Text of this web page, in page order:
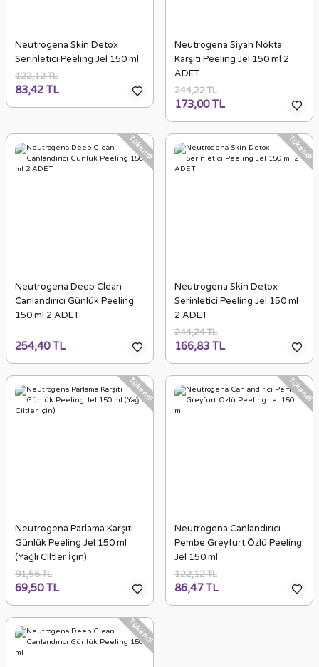
Neutrogena Skin Detox
Serinletici Peeling Jel 150 ml
122,12 TL
83,42 TL
Neutrogena Siyah Nokta
Karşıtı Peeling Jel 150 ml 2
ADET
244,22 TL
173,00 TL
Tükendi
Neutrogena Deep Clean
Canlandırıcı Günlük Peeling
150 ml 2 ADET
254,40 TL
Tükendi
Neutrogena Skin Detox
Serinletici Peeling Jel 150 ml
2 ADET
244,24 TL
166,83 TL
Tükendi
Neutrogena Parlama Karşıtı
Günlük Peeling Jel 150 ml
(Yağlı Ciltler İçin)
91,56 TL
69,50 TL
Tükendi
Neutrogena Canlandırıcı
Pembe Greyfurt Özlü Peeling
Jel 150 ml
122,12 TL
86,47 TL
Tükendi